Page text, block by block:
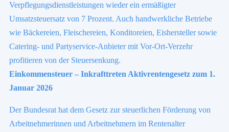
Verpflegungsdienstleistungen wieder ein ermäßigter
Umsatzsteuersatz von 7 Prozent. Auch handwerkliche Betriebe
wie Bäckereien, Fleischereien, Konditoreien, Eishersteller sowie
Catering- und Partyservice-Anbieter mit Vor-Ort-Verzehr
profitieren von der Steuersenkung.
Einkommensteuer – Inkrafttreten Aktivrentengesetz zum 1.
Januar 2026
Der Bundesrat hat dem Gesetz zur steuerlichen Förderung von
Arbeitnehmerinnen und Arbeitnehmern im Rentenalter